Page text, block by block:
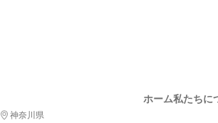
神奈川県
ホーム私たちに